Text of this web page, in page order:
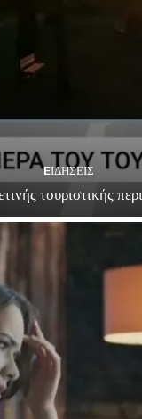
EΙΔΗΣΕΙΣ
τουριστικής